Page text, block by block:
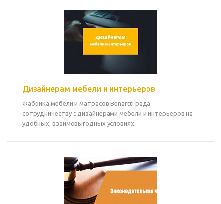
Дизайнерам мебели и интерьеров
Фабрика мебели и матрасов Benartti рада
сотрудничеству с дизайнерами мебели и интерьеров на
удобных, взаимовыгодных условиях.